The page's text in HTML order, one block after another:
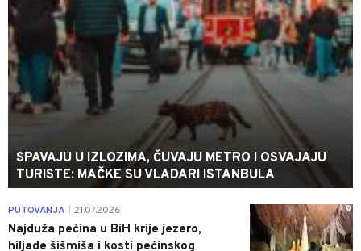
SPAVAJU U IZLOZIMA, ČUVAJU METRO I OSVAJAJU
TURISTE: MAČKE SU VLADARI ISTANBULA
0
PUTOVANJA 21.07.2026.
Najduža pećina u BiH krije jezero,
hiljade šišmiša i kosti pećinskog